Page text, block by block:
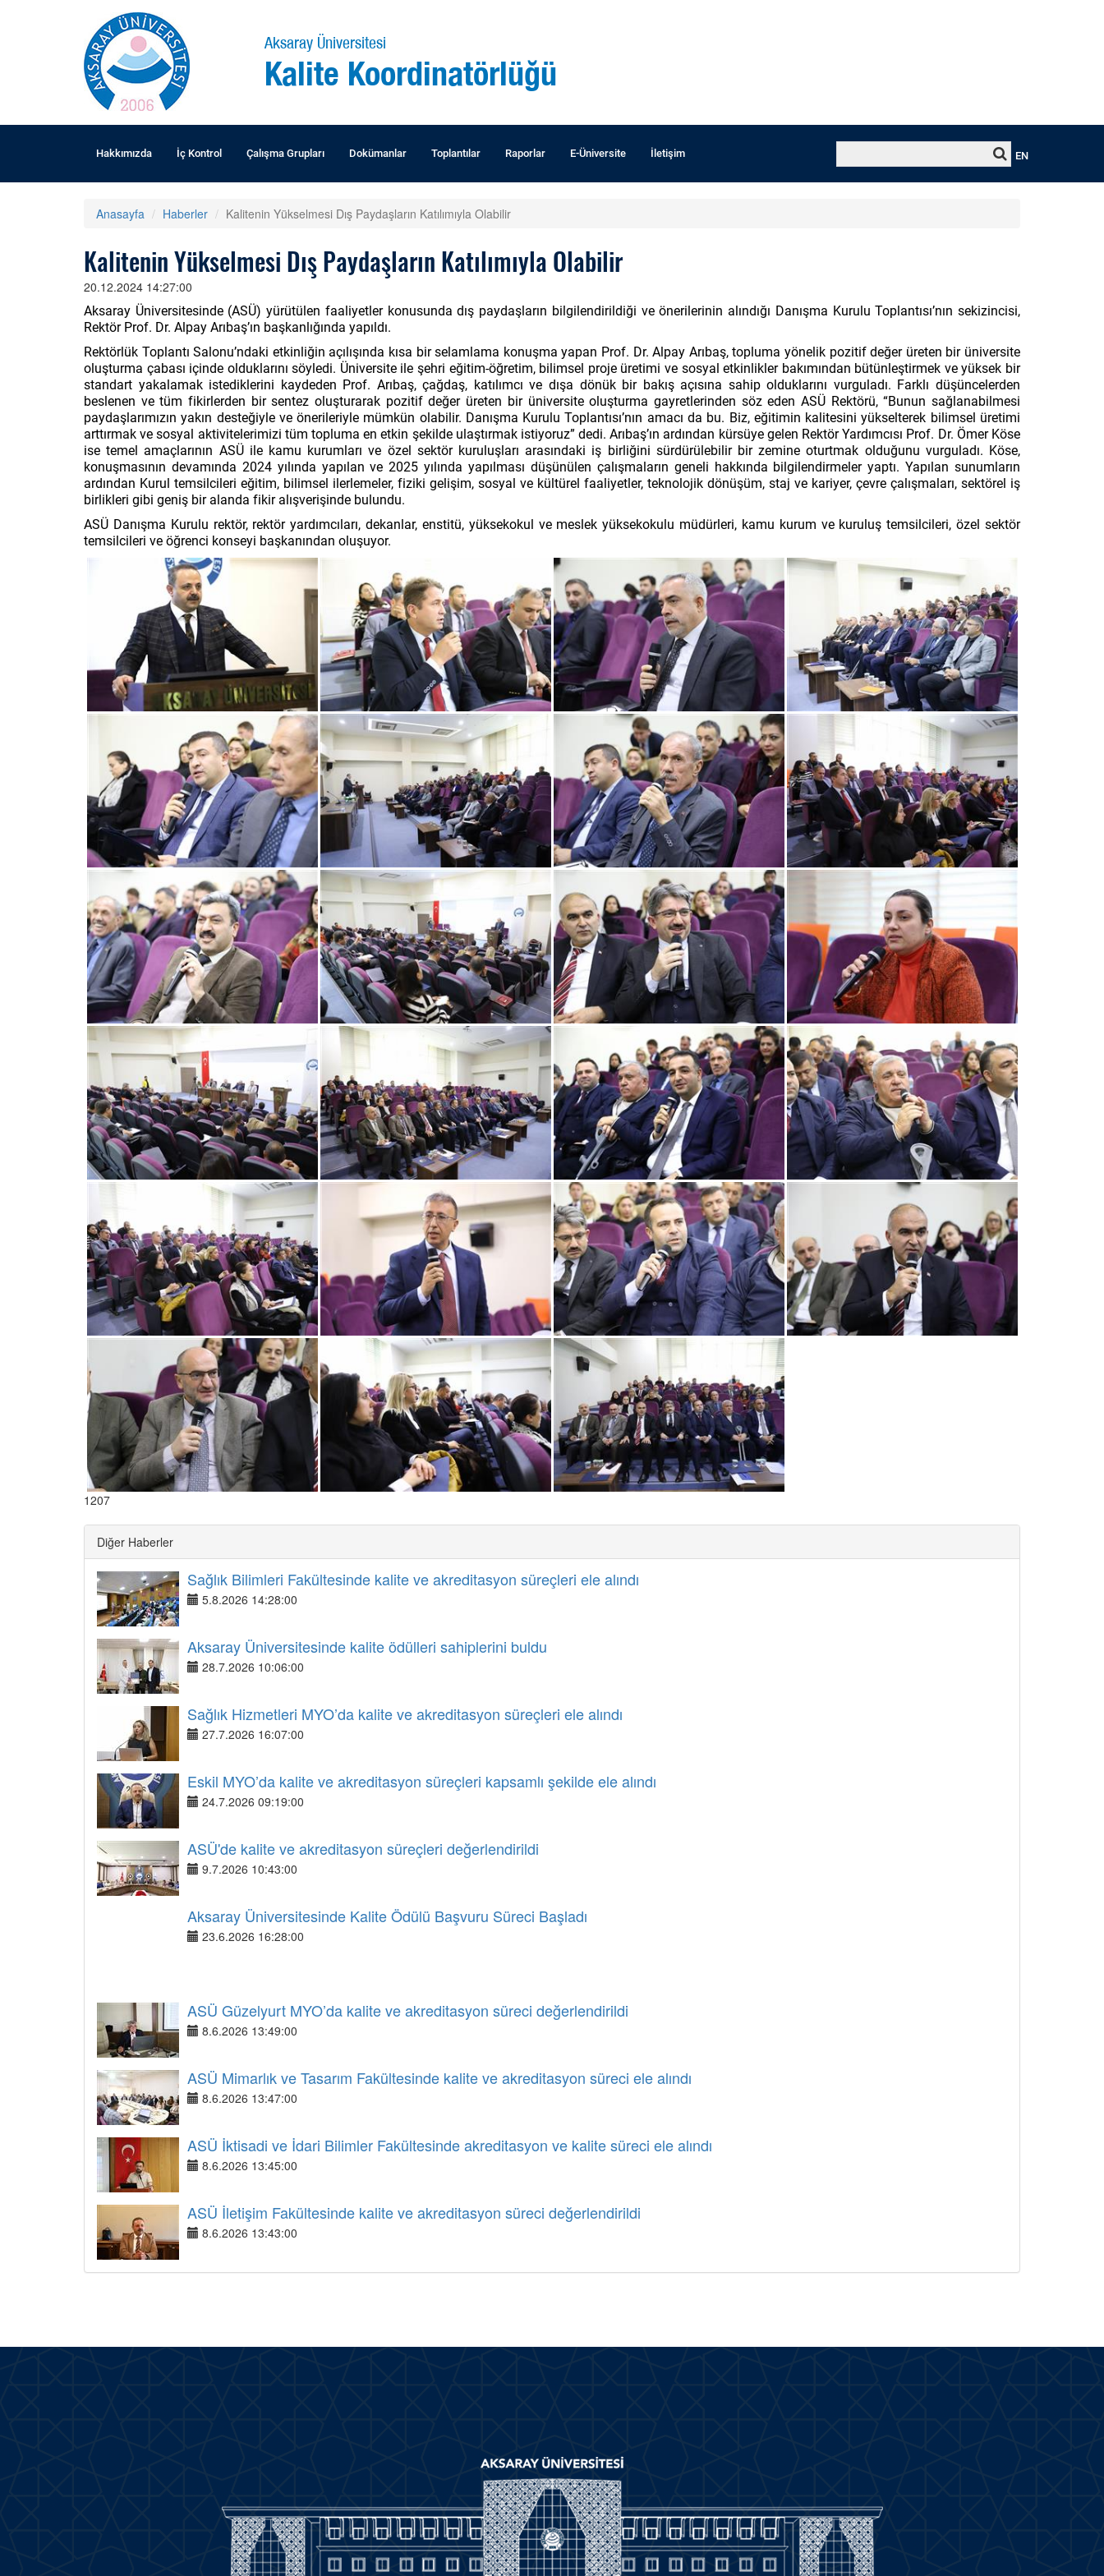
Aksaray Üniversitesi
Kalite Koordinatörlüğü
Hakkımızda İç Kontrol Çalışma Grupları Dokümanlar Toplantılar Raporlar E-Üniversite İletişim EN
Anasayfa Haberler Kalitenin Yükselmesi Dış Paydaşların Katılımıyla Olabilir
Kalitenin Yükselmesi Dış Paydaşların Katılımıyla Olabilir
20.12.2024 14:27:00
Aksaray Üniversitesinde (ASÜ) yürütülen faaliyetler konusunda dış paydaşların bilgilendirildiği ve önerilerinin alındığı Danışma Kurulu Toplantısı’nın sekizincisi,
Rektör Prof. Dr. Alpay Arıbaş’ın başkanlığında yapıldı.
Rektörlük Toplantı Salonu’ndaki etkinliğin açılışında kısa bir selamlama konuşma yapan Prof. Dr. Alpay Arıbaş, topluma yönelik pozitif değer üreten bir üniversite
oluşturma çabası içinde olduklarını söyledi. Üniversite ile şehri eğitim-öğretim, bilimsel proje üretimi ve sosyal etkinlikler bakımından bütünleştirmek ve yüksek bir
standart yakalamak istediklerini kaydeden Prof. Arıbaş, çağdaş, katılımcı ve dışa dönük bir bakış açısına sahip olduklarını vurguladı. Farklı düşüncelerden
beslenen ve tüm fikirlerden bir sentez oluşturarak pozitif değer üreten bir üniversite oluşturma gayretlerinden söz eden ASÜ Rektörü, “Bunun sağlanabilmesi
paydaşlarımızın yakın desteğiyle ve önerileriyle mümkün olabilir. Danışma Kurulu Toplantısı’nın amacı da bu. Biz, eğitimin kalitesini yükselterek bilimsel üretimi
arttırmak ve sosyal aktivitelerimizi tüm topluma en etkin şekilde ulaştırmak istiyoruz” dedi. Arıbaş’ın ardından kürsüye gelen Rektör Yardımcısı Prof. Dr. Ömer Köse
ise temel amaçlarının ASÜ ile kamu kurumları ve özel sektör kuruluşları arasındaki iş birliğini sürdürülebilir bir zemine oturtmak olduğunu vurguladı. Köse,
konuşmasının devamında 2024 yılında yapılan ve 2025 yılında yapılması düşünülen çalışmaların geneli hakkında bilgilendirmeler yaptı. Yapılan sunumların
ardından Kurul temsilcileri eğitim, bilimsel ilerlemeler, fiziki gelişim, sosyal ve kültürel faaliyetler, teknolojik dönüşüm, staj ve kariyer, çevre çalışmaları, sektörel iş
birlikleri gibi geniş bir alanda fikir alışverişinde bulundu.
ASÜ Danışma Kurulu rektör, rektör yardımcıları, dekanlar, enstitü, yüksekokul ve meslek yüksekokulu müdürleri, kamu kurum ve kuruluş temsilcileri, özel sektör
temsilcileri ve öğrenci konseyi başkanından oluşuyor.
1207
Diğer Haberler
Sağlık Bilimleri Fakültesinde kalite ve akreditasyon süreçleri ele alındı
5.8.2026 14:28:00
Aksaray Üniversitesinde kalite ödülleri sahiplerini buldu
28.7.2026 10:06:00
Sağlık Hizmetleri MYO’da kalite ve akreditasyon süreçleri ele alındı
27.7.2026 16:07:00
Eskil MYO’da kalite ve akreditasyon süreçleri kapsamlı şekilde ele alındı
24.7.2026 09:19:00
ASÜ'de kalite ve akreditasyon süreçleri değerlendirildi
9.7.2026 10:43:00
Aksaray Üniversitesinde Kalite Ödülü Başvuru Süreci Başladı
23.6.2026 16:28:00
ASÜ Güzelyurt MYO’da kalite ve akreditasyon süreci değerlendirildi
8.6.2026 13:49:00
ASÜ Mimarlık ve Tasarım Fakültesinde kalite ve akreditasyon süreci ele alındı
8.6.2026 13:47:00
ASÜ İktisadi ve İdari Bilimler Fakültesinde akreditasyon ve kalite süreci ele alındı
8.6.2026 13:45:00
ASÜ İletişim Fakültesinde kalite ve akreditasyon süreci değerlendirildi
8.6.2026 13:43:00